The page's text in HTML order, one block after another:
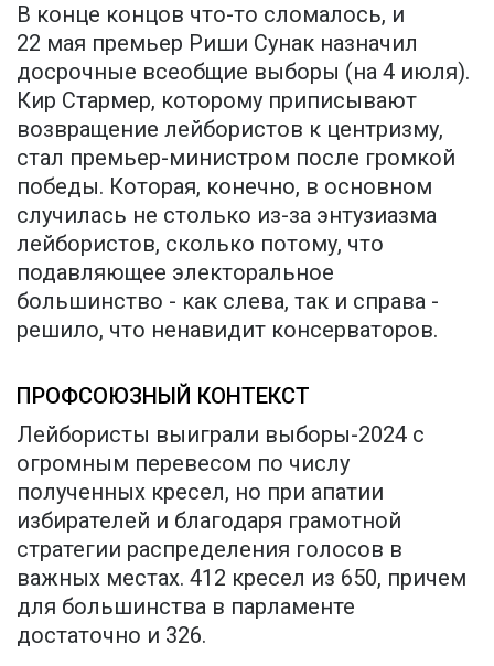
В конце концов что-то сломалось, и
22 мая премьер Риши Сунак назначил
досрочные всеобщие выборы (на 4 июля).
Кир Стармер, которому приписывают
возвращение лейбористов к центризму,
стал премьер-министром после громкой
победы. Которая, конечно, в основном
случилась не столько из-за энтузиазма
лейбористов, сколько потому, что
подавляющее электоральное
большинство - как слева, так и справа -
решило, что ненавидит консерваторов.
ПРОФСОЮЗНЫЙ КОНТЕКСТ
Лейбористы выиграли выборы-2024 с
огромным перевесом по числу
полученных кресел, но при апатии
избирателей и благодаря грамотной
стратегии распределения голосов в
важных местах. 412 кресел из 650, причем
для большинства в парламенте
достаточно и 326.